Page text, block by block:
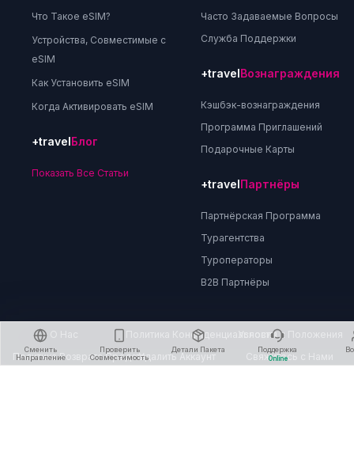
Что Такое eSIM?
Устройства, Совместимые с
eSIM
Как Установить eSIM
Когда Активировать eSIM
+travelБлог
Показать Все Статьи
Часто Задаваемые Вопросы
Служба Поддержки
+travelВознаграждения
Кэшбэк-вознаграждения
Программа Приглашений
Подарочные Карты
+travelПартнёры
Партнёрская Программа
Турагентства
Туроператоры
B2B Партнёры
Политика КонфиденциальностиУсловия и Положения
Политика Возврата СредствУдалить Аккаунт Свяжитесь с Нами
Сменить
Направление
Проверить
Совместимость
Детали Пакета Поддержка
Online